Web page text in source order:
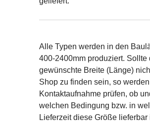
Alle Typen werden in den
400-2400mm produziert. Sollte
gewünschte Breite (Länge)
Shop zu finden sein, so
Kontaktaufnahme prüfen, ob
welchen Bedingung bzw. in
Lieferzeit diese Größe lieferbar